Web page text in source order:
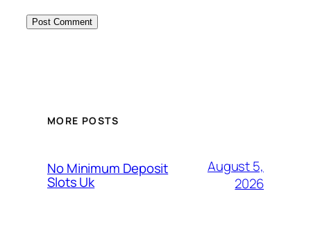
MORE POSTS
No Minimum Deposit
Slots Uk
August 5,
2026